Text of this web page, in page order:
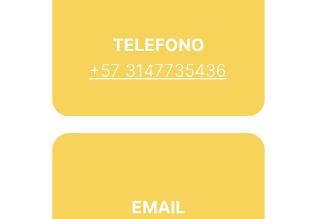
TELEFONO
+57 3147735436
EMAIL